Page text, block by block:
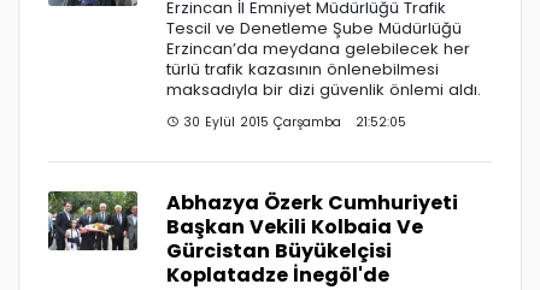
Erzincan İl Emniyet Müdürlüğü Trafik
Tescil ve Denetleme Şube Müdürlüğü
Erzincan’da meydana gelebilecek her
türlü trafik kazasının önlenebilmesi
maksadıyla bir dizi güvenlik önlemi aldı.
30 Eylül 2015 Çarşamba 21:52:05
Abhazya Özerk Cumhuriyeti
Başkan Vekili Kolbaia Ve
Gürcistan Büyükelçisi
Koplatadze İnegöl'de